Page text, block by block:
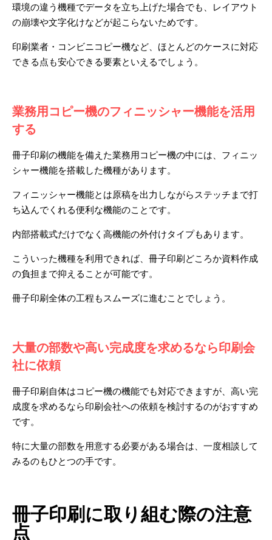
環境の違う機種でデータを立ち上げた場合でも、レイアウト
の崩壊や文字化けなどが起こらないためです。
印刷業者・コンビニコピー機など、ほとんどのケースに対応
できる点も安心できる要素といえるでしょう。
業務用コピー機のフィニッシャー機能を活用
する
冊子印刷の機能を備えた業務用コピー機の中には、フィニッ
シャー機能を搭載した機種があります。
フィニッシャー機能とは原稿を出力しながらステッチまで打
ち込んでくれる便利な機能のことです。
内部搭載式だけでなく高機能の外付けタイプもあります。
こういった機種を利用できれば、冊子印刷どころか資料作成
の負担まで抑えることが可能です。
冊子印刷全体の工程もスムーズに進むことでしょう。
大量の部数や高い完成度を求めるなら印刷会
社に依頼
冊子印刷自体はコピー機の機能でも対応できますが、高い完
成度を求めるなら印刷会社への依頼を検討するのがおすすめ
です。
特に大量の部数を用意する必要がある場合は、一度相談して
みるのもひとつの手です。
冊子印刷に取り組む際の注意
点